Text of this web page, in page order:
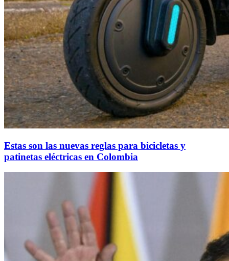
Estas son las nuevas reglas para bicicletas y
patinetas eléctricas en Colombia